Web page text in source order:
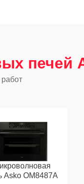
печей
Asko OM8487A